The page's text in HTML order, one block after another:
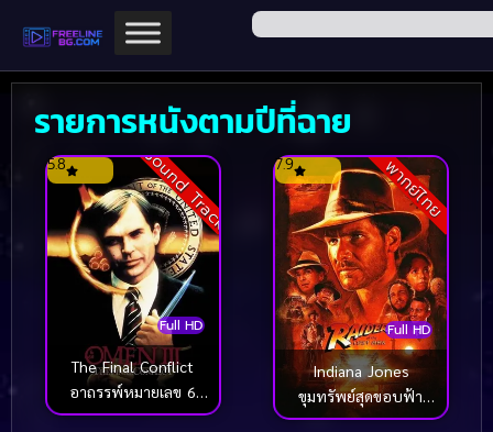
รายการหนังตามปีที่ฉาย
Sound Track
Full HD
5.8
The Final Conflict
อาถรรพ์หมายเลข 6
ภาค 3 (1981)
พากย์ไทย
Full HD
7.9
Indiana Jones
ขุมทรัพย์สุดขอบฟ้า
(1981)